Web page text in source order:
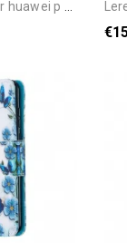
s neonvlinders